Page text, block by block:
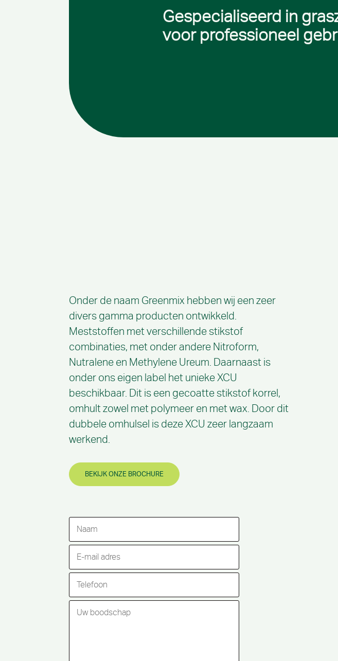
Gespecialiseerd in
voor professioneel
Onder de naam Greenmix hebben wij een zeer
divers gamma producten ontwikkeld.
Meststoffen met verschillende stikstof
combinaties, met onder andere Nitroform,
Nutralene en Methylene Ureum. Daarnaast is
onder ons eigen label het unieke XCU
beschikbaar. Dit is een gecoatte stikstof korrel,
omhult zowel met polymeer en met wax. Door dit
dubbele omhulsel is deze XCU zeer langzaam
werkend.
BEKIJK ONZE BROCHURE